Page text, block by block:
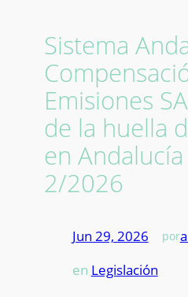
Sistema
Emisiones
de la huella
en
2/2026
Jun 29, 2026 por
en Legislación